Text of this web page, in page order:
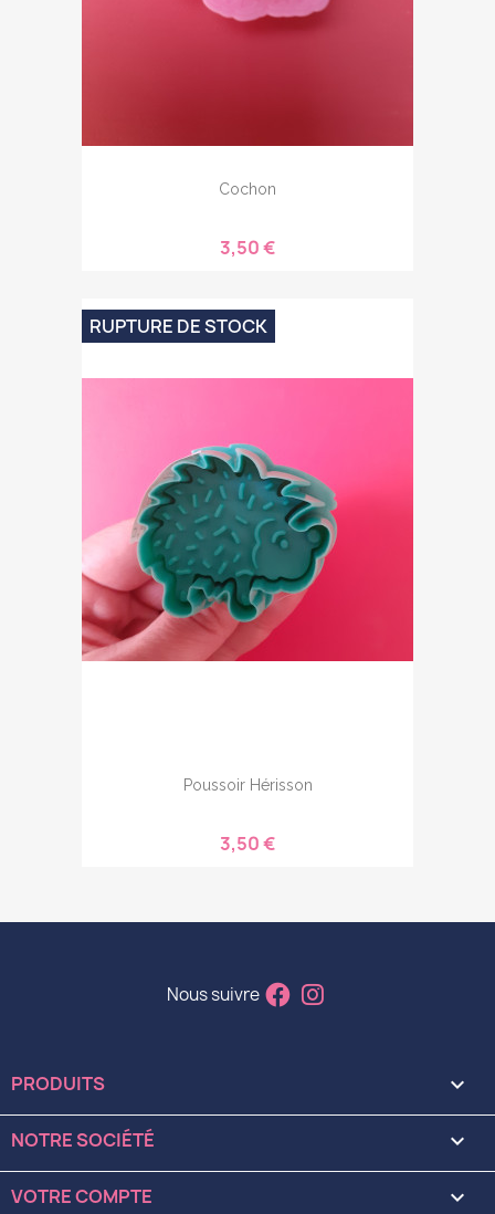
Cochon
3,50 €
Poussoir Hérisson
3,50 €
RUPTURE DE STOCK
Nous suivre
PRODUITS 
NOTRE SOCIÉTÉ 
VOTRE COMPTE 